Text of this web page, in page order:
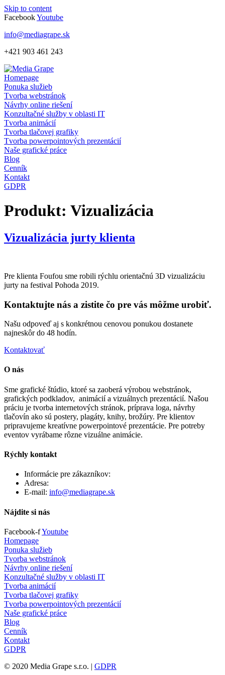
Skip to content
FacebookYoutube
info@mediagrape.sk
+421 903 461 243
Homepage
Ponuka služieb
Tvorba webstránok
Návrhy online riešení
Konzultačné služby v oblasti IT
Tvorba animácií
Tvorba tlačovej grafiky
Tvorba powerpointových prezentácií
Naše grafické práce
Blog
Cenník
Kontakt
GDPR
Produkt: Vizualizácia
Vizualizácia jurty klienta
Pre klienta Foufou sme robili rýchlu orientačnú 3D vizualizáciu
jurty na festival Pohoda 2019.
Kontaktujte nás a zistite čo pre vás môžme urobiť.
Našu odpoveď aj s konkrétnou cenovou ponukou dostanete
najneskôr do 48 hodín.
Kontaktovať
O nás
Sme grafické štúdio, ktoré sa zaoberá výrobou webstránok,
grafických podkladov, animácií a vizuálnych prezentácií. Našou
práciu je tvorba internetových stránok, príprava loga, návrhy
tlačovín ako sú postery, plagáty, knihy, brožúry. Pre klientov
pripravujeme kreatívne powerpointové prezentácie. Pre potreby
eventov vyrábame rôzne vizuálne animácie.
Rýchly kontakt
Informácie pre zákazníkov:
Adresa:
E-mail: info@mediagrape.sk
Nájdite si nás
Facebook-fYoutube
Homepage
Ponuka služieb
Tvorba webstránok
Návrhy online riešení
Konzultačné služby v oblasti IT
Tvorba animácií
Tvorba tlačovej grafiky
Tvorba powerpointových prezentácií
Naše grafické práce
Blog
Cenník
Kontakt
GDPR
© 2020 Media Grape s.r.o. | GDPR